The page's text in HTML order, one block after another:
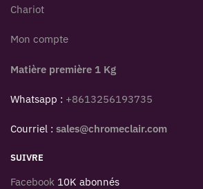
Chariot
Mon compte
Matière première 1 Kg
Whatsapp : +8613256193735
Courriel : sales@chromeclair.com
SUIVRE
Facebook 10K abonnés